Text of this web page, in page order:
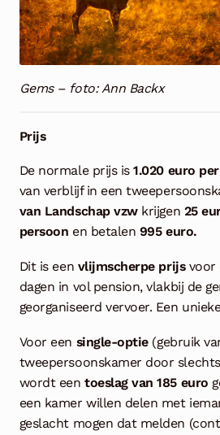
Gems – foto: Ann Backx
Prijs
De normale prijs is1.020 euro
van verblijf in een
van Landschap vzwkrijgen 25
persoon en betalen 995 euro.
Dit is een vlijmscherpe prijsvoor
dagen in vol pension, vlakbij de
georganiseerd vervoer. Een
Voor een single-optie(gebruik
tweepersoonskamer door
wordt eentoeslag van 185 euro
een kamer willen delen met
geslacht mogen dat melden